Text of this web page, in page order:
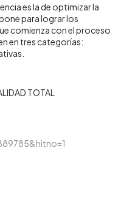
es la de optimizar la
para lograr los
comienza con el proceso
en tres categorías:
TOTAL